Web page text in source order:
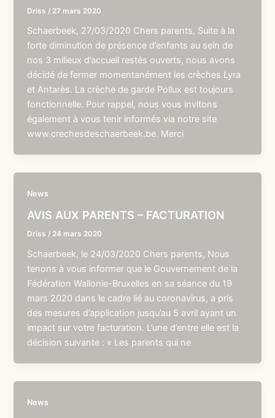
Driss / 27 mars 2020
Schaerbeek, 27/03/2020 Chers parents, Suite à la
forte diminution de présence d’enfants au sein de
nos 3 milieux d’accueil restés ouverts, nous avons
décidé de fermer momentanément les crèches Lyra
et Antarès. La crèche de garde Pollux est toujours
fonctionnelle. Pour rappel, nous vous invitons
également à vous tenir informés via notre site
www.crechesdeschaerbeek.be. Merci
News
AVIS AUX PARENTS – FACTURATION
Driss / 24 mars 2020
Schaerbeek, le 24/03/2020 Chers parents, Nous
tenons à vous informer que le Gouvernement de la
Fédération Wallonie-Bruxelles en sa séance du 19
mars 2020 dans le cadre lié au coronavirus, a pris
des mesures d’application jusqu’au 5 avril ayant un
impact sur votre facturation. L’une d’entre elle est la
décision suivante : « Les parents qui ne
News